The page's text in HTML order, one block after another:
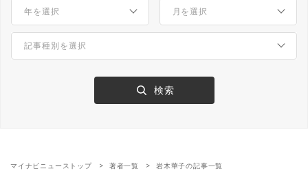
マイナビニューストップ 著者一覧 岩木華子の記事一覧